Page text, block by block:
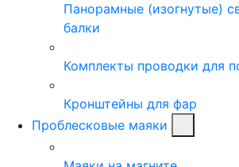
Панорамные (изогнутые)
балки
Комплекты проводки для
Кронштейны для фар
Проблесковые маяки